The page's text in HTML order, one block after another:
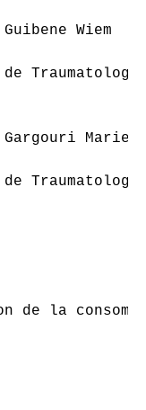
Wiem
Mariem
de la